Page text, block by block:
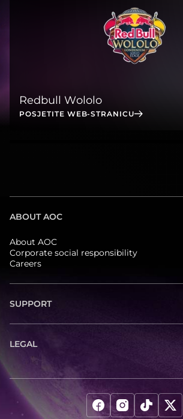
Redbull Wololo
POSJETITE WEB-STRANICU
ABOUT AOC
About AOC
Corporate social responsibility
Careers
SUPPORT
LEGAL